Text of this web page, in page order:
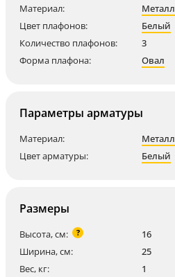
Материал:
Металл
Цвет плафонов:
Белый
Количество плафонов:
3
Форма плафона:
Овал
Параметры арматуры
Материал:
Металл
Цвет арматуры:
Белый
Размеры
Высота, см: ?
16
Ширина, см:
25
Вес, кг:
1